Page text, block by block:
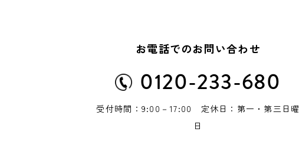
お電話でのお問い合わせ
0120-233-680
受付時間：9:00－17:00 定休日：第一・第三日曜
日